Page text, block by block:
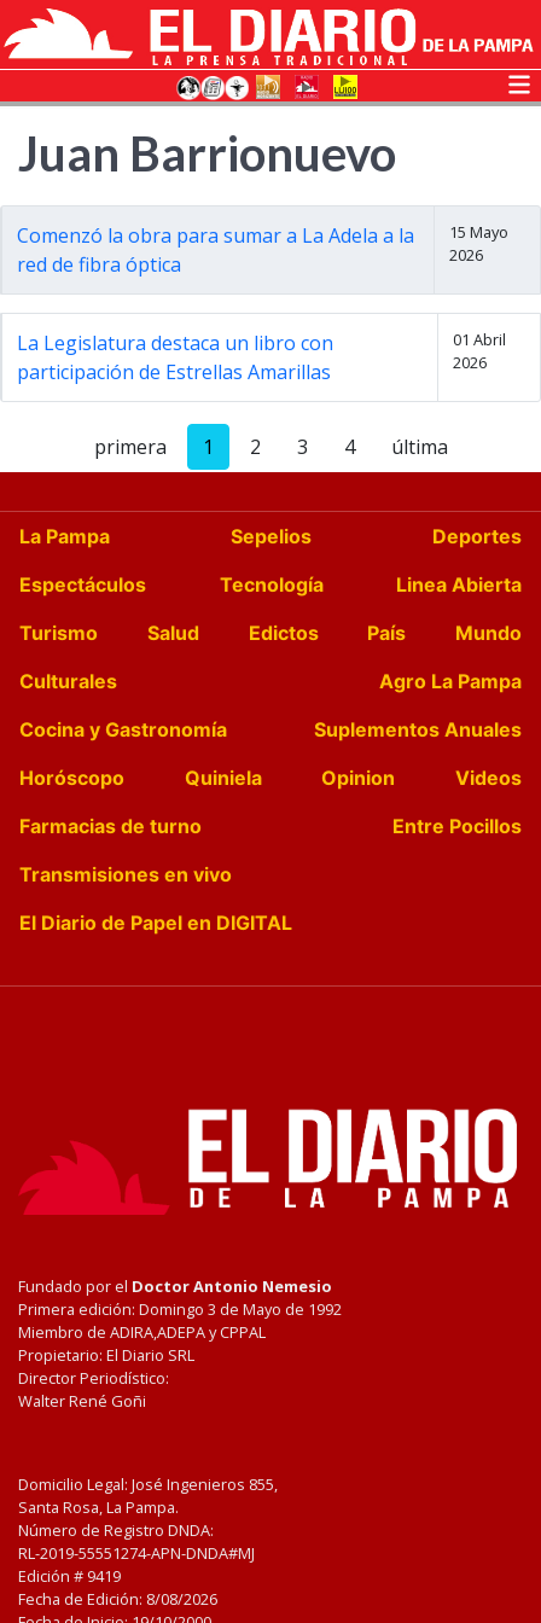
Juan Barrionuevo
Comenzó la obra para sumar a La Adela a la
red de fibra óptica
15 Mayo
2026
La Legislatura destaca un libro con
participación de Estrellas Amarillas
01 Abril
2026
primera 1 2 3 4 última
La Pampa Sepelios
Deportes
Espectáculos
Tecnología
Linea Abierta
Turismo
Salud Edictos País
Mundo
Culturales
Agro La Pampa
Cocina y Gastronomía
Suplementos Anuales
Horóscopo
Quiniela Opinion
Videos
Farmacias de turno
Entre Pocillos
Transmisiones en vivo
El Diario de Papel en DIGITAL
Fundado por el Doctor Antonio Nemesio
Primera edición: Domingo 3 de Mayo de 1992
Miembro de ADIRA,ADEPA y CPPAL
Propietario: El Diario SRL
Director Periodístico:
Walter René Goñi
Domicilio Legal: José Ingenieros 855,
Santa Rosa, La Pampa.
Número de Registro DNDA:
RL-2019-55551274-APN-DNDA#MJ
Edición # 9419
Fecha de Edición: 8/08/2026